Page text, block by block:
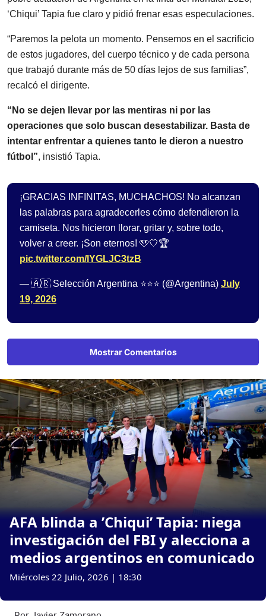
‘Chiqui’ Tapia fue claro y pidió frenar esas especulaciones.
“Paremos la pelota un momento. Pensemos en el sacrificio
de estos jugadores, del cuerpo técnico y de cada persona
que trabajó durante más de 50 días lejos de sus familias”,
recalcó el dirigente.
“No se dejen llevar por las mentiras ni por las
operaciones que solo buscan desestabilizar. Basta de
intentar enfrentar a quienes tanto le dieron a nuestro
fútbol”, insistió Tapia.
¡GRACIAS INFINITAS, MUCHACHOS! No alcanzan
las palabras para agradecerles cómo defendieron la
camiseta. Nos hicieron llorar, gritar y, sobre todo,
volver a creer. ¡Son eternos! 🩵🤍🏆
pic.twitter.com/lYGLJC3tzB
— 🇦🇷 Selección Argentina ⭐⭐⭐ (@Argentina) July
19, 2026
Mostrar Comentarios
AFA blinda a ’Chiqui’ Tapia: niega
investigación del FBI y alecciona a
medios argentinos en comunicado
Miércoles 22 Julio, 2026 | 18:30